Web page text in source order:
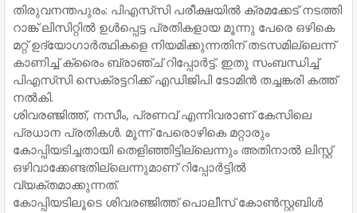
തിരുവനന്തപുരം: പിഎസ്‌സി പരീക്ഷയിൽ ക്രമക്കേട് നടത്തി
റാങ്ക് ലിസിറ്റിൽ ഉൾപ്പെട്ട പ്രതികളായ മൂന്നു പേരെ ഒഴികെ
മറ്റ് ഉദ്യോഗാര്‍ത്ഥികളെ നിയമിക്കുന്നതിന് തടസമില്ലെന്ന്
കാണിച്ച് ക്രൈം ബ്രാഞ്ച് റിപ്പോര്‍ട്ട്. ഇതു സംബന്ധിച്ച്‌
പിഎസ്‌സി സെക്രട്ടറിക്ക് എഡിജിപി ടോമിന്‍ തച്ചങ്കരി കത്ത്
നല്‍കി.
ശിവരഞ്ജിത്ത്, നസീം, പ്രണവ് എന്നിവരാണ് കേസിലെ
പ്രധാന പ്രതികള്‍. മൂന്ന് പേരൊഴികെ മറ്റാരും
കോപ്പിയടിച്ചതായി തെളിഞ്ഞിട്ടില്ലെന്നും അതിനാല്‍ ലിസ്റ്റ്
ഒഴിവാക്കേണ്ടതില്ലെന്നുമാണ് റിപ്പോര്‍ട്ടില്‍
വ്യക്തമാക്കുന്നത്.
കോപ്പിയടിലൂടെ ശിവരഞ്ജിത്ത് പൊലീസ് കോണ്‍സ്റ്റബിള്‍